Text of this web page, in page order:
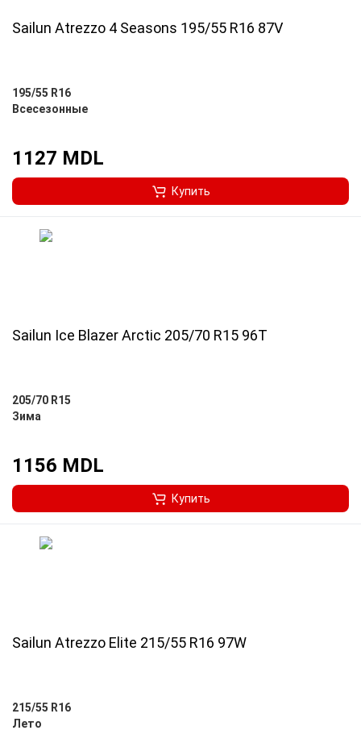
Sailun Atrezzo 4 Seasons 195/55 R16 87V
195/55 R16
Всесезонные
1127 MDL
Купить
Sailun Ice Blazer Arctic 205/70 R15 96T
205/70 R15
Зима
1156 MDL
Купить
Sailun Atrezzo Elite 215/55 R16 97W
215/55 R16
Лето